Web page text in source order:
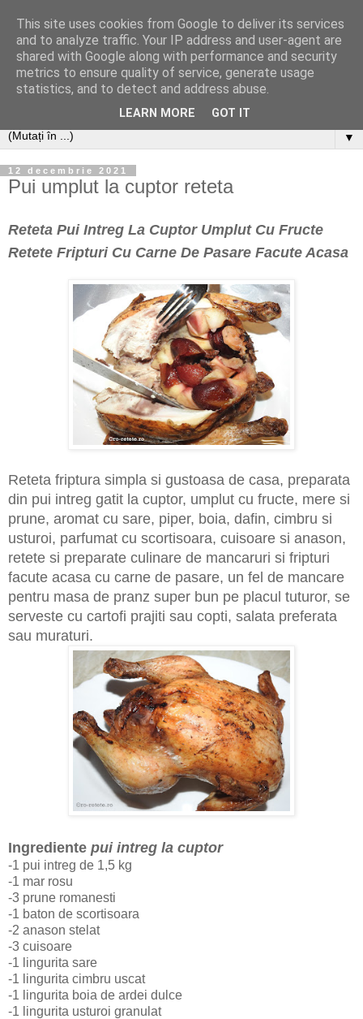
▼
12 decembrie 2021
Pui umplut la cuptor reteta
Reteta Pui Intreg La Cuptor Umplut Cu Fructe
Retete Fripturi Cu Carne De Pasare Facute Acasa
Reteta friptura simpla si gustoasa de casa, preparata
din pui intreg gatit la cuptor, umplut cu fructe, mere si
prune, aromat cu sare, piper, boia, dafin, cimbru si
usturoi, parfumat cu scortisoara, cuisoare si anason,
retete si preparate culinare de mancaruri si fripturi
facute acasa cu carne de pasare, un fel de mancare
pentru masa de pranz super bun pe placul tuturor, se
serveste cu cartofi prajiti sau copti, salata preferata
sau muraturi.
Ingrediente pui intreg la cuptor
-1 pui intreg de 1,5 kg
-1 mar rosu
-3 prune romanesti
-1 baton de scortisoara
-2 anason stelat
-3 cuisoare
-1 lingurita sare
-1 lingurita cimbru uscat
-1 lingurita boia de ardei dulce
-1 lingurita usturoi granulat
This site uses cookies from Google to deliver its services
and to analyze traffic. Your IP address and user-agent are
shared with Google along with performance and security
metrics to ensure quality of service, generate usage
statistics, and to detect and address abuse.
LEARN MORE GOT IT